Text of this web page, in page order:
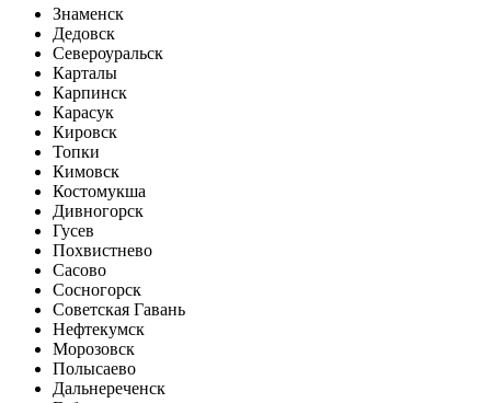
Знаменск
Дедовск
Североуральск
Карталы
Карпинск
Карасук
Кировск
Топки
Кимовск
Костомукша
Дивногорск
Гусев
Похвистнево
Сасово
Сосногорск
Советская Гавань
Нефтекумск
Морозовск
Полысаево
Дальнереченск